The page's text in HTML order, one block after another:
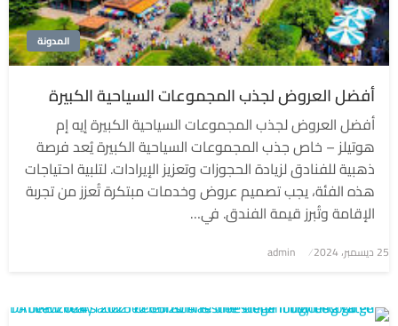
المدونة
أفضل العروض لجذب المجموعات السياحية الكبيرة
أفضل العروض لجذب المجموعات السياحية الكبيرة إيه إم
هوتيلز – خاص جذب المجموعات السياحية الكبيرة يُعد فرصة
ذهبية للفنادق لزيادة الحجوزات وتعزيز الإيرادات. لتلبية احتياجات
هذه الفئة، يجب تصميم عروض وخدمات مبتكرة تُعزز من تجربة
الإقامة وتُبرز قيمة الفندق. في…
نُشر
25 ديسمبر، 2024 admin